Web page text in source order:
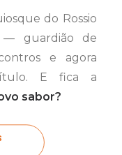
do Rossio
— guardião de
e agora
E fica a
sabor?